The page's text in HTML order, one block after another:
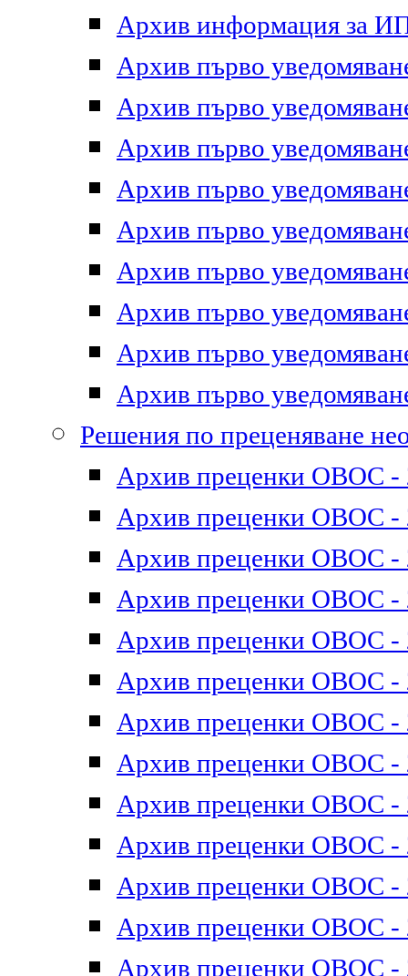
Архив информация за
Архив първо
Архив първо
Архив първо
Архив първо
Архив първо
Архив първо
Архив първо
Архив първо
Архив първо
Решения по преценяване
Архив преценки ОВОС -
Архив преценки ОВОС -
Архив преценки ОВОС -
Архив преценки ОВОС -
Архив преценки ОВОС -
Архив преценки ОВОС -
Архив преценки ОВОС -
Архив преценки ОВОС -
Архив преценки ОВОС -
Архив преценки ОВОС -
Архив преценки ОВОС -
Архив преценки ОВОС -
Архив преценки ОВОС -